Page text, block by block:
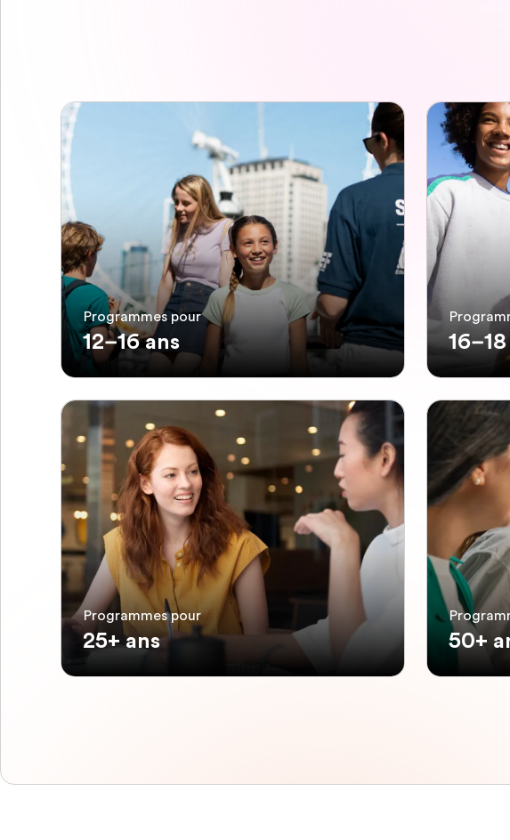
Programmes pour
12–16 ans
Programmes pour
25+ ans 50+